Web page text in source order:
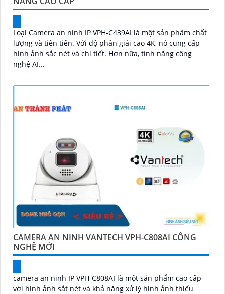
Loại Camera an ninh IP VPH-C439AI là một sản phẩm chất
lượng và tiên tiến. Với độ phân giải cao 4K, nó cung cấp
hình ảnh sắc nét và chi tiết. Hơn nữa, tính năng công
nghệ AI...
CAMERA AN NINH VANTECH VPH-C808AI CÔNG
NGHỆ MỚI
camera an ninh IP VPH-C808AI là một sản phẩm cao cấp
với hình ảnh sắt nét và khả năng xử lý hình ảnh thiếu